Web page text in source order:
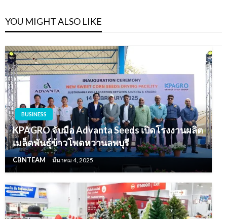
YOU MIGHT ALSO LIKE
BUSINESS
KPAGRO จับมือ Advanta Seeds เปิดโรงงานผลิต
เมล็ดพันธุ์ข้าวโพดหวานลพบุรี
CBNTEAM มีนาคม 4, 2025